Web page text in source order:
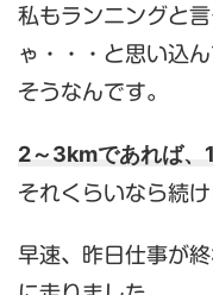
私もランニングと
ゃ・・・と思い込
そうなんです。
2～3kmであれば、
それくらいなら続け
早速、昨日仕事が